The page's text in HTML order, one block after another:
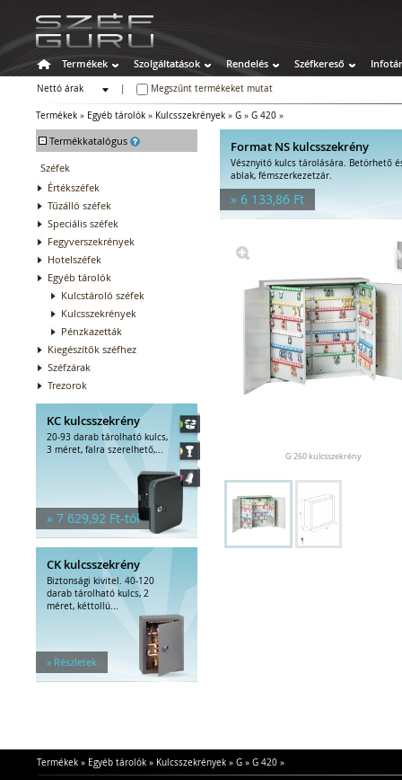
Termékek Szolgáltatások Rendelés Széfkereső Infotár
Nettó árak
Megszűnt termékeket mutat
Termékek » Egyéb tárolók » Kulcsszekrények » G » G 420 »
- Termékkatalógus
Széfek
Értékszéfek
Tűzálló széfek
Speciális széfek
Fegyverszekrények
Hotelszéfek
Egyéb tárolók
Kulcstároló széfek
Kulcsszekrények
Pénzkazetták
Kiegészítők széfhez
Széfzárak
Trezorok
KC kulcsszekrény
20-93 darab tárolható kulcs,
3 méret, falra szerelhető,...
» 7 629,92 Ft-tól
CK kulcsszekrény
Biztonsági kivitel. 40-120
darab tárolható kulcs, 2
méret, kéttollú...
» Részletek
Format NS kulcsszekrény
Vésznyitó kulcs tárolására. Betörhető
ablak, fémszerkezetzár.
» 6 133,86 Ft
G 260 kulcsszekrény
Termékek» Egyéb tárolók» Kulcsszekrények» G» G 420»